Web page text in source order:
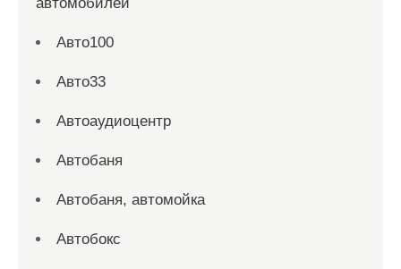
Авто100
Авто33
Автоаудиоцентр
Автобаня
Автобаня, автомойка
Автобокс